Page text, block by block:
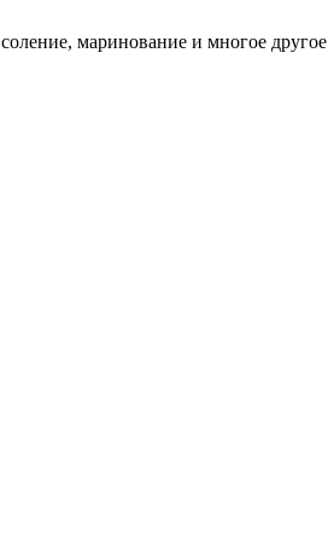
маринование и многое другое